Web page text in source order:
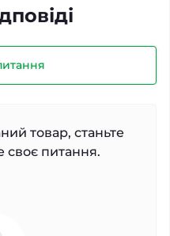
товар, станьте
своє питання.